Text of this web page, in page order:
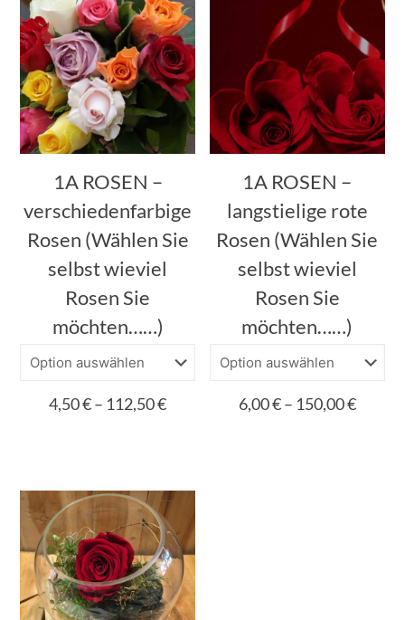
1A ROSEN –
verschiedenfarbige
Rosen (Wählen Sie
selbst wieviel
Rosen Sie
möchten……)
4,50€– 112,50€Preisspanne:
112,50 €
Produkt
weist
mehrere
Varianten
1A ROSEN –
langstielige rote
Rosen (Wählen Sie
selbst wieviel
Rosen Sie
möchten……)
6,00€– 150,00€